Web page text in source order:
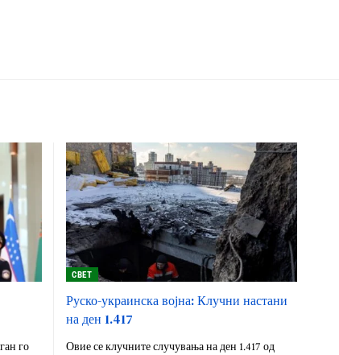
го
СВЕТ
Руско-украинска војна: Клучни настани
на ден 1.417
Овие се клучните случувања на ден 1.417 од